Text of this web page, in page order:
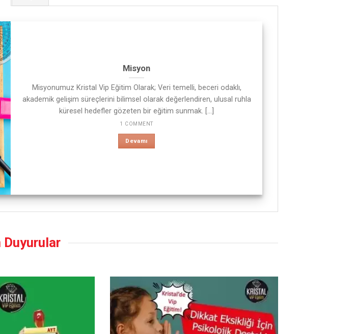
Misyon
Misyonumuz Kristal Vip Eğitim Olarak; Veri temelli, beceri odaklı,
akademik gelişim süreçlerini bilimsel olarak değerlendiren, ulusal ruhla
küresel hedefler gözeten bir eğitim sunmak. [...]
1 COMMENT
Devamı
Duyurular